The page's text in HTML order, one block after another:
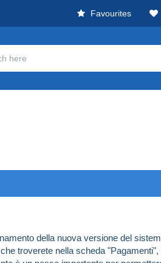
Favourites
della nuova versione del
troverete nella scheda